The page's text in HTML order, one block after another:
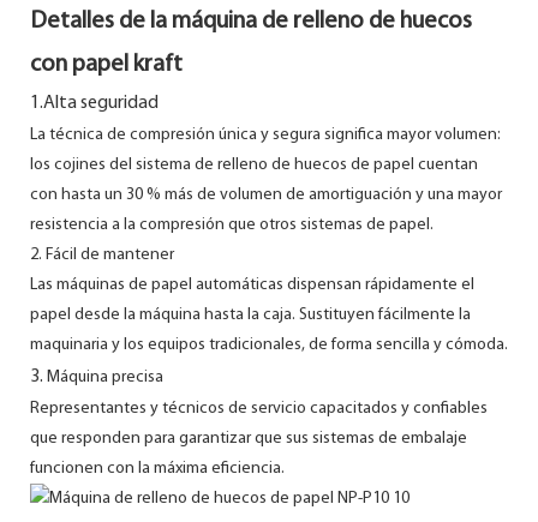
Detalles de la máquina de relleno de huecos
con papel kraft
1.Alta seguridad
La técnica de compresión única y segura significa mayor volumen:
los cojines del sistema de relleno de huecos de papel cuentan
con hasta un 30 % más de volumen de amortiguación y una mayor
resistencia a la compresión que otros sistemas de papel.
2. Fácil de mantener
Las máquinas de papel automáticas dispensan rápidamente el
papel desde la máquina hasta la caja. Sustituyen fácilmente la
maquinaria y los equipos tradicionales, de forma sencilla y cómoda.
3. Máquina precisa
Representantes y técnicos de servicio capacitados y confiables
que responden para garantizar que sus sistemas de embalaje
funcionen con la máxima eficiencia.